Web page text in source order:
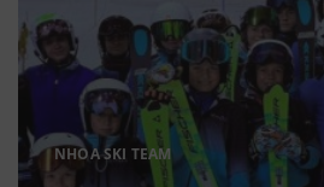
NHOA SKI TEAM